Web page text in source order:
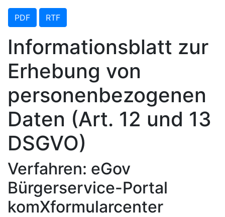
PDF RTF
Informationsblatt zur
Erhebung von
personenbezogenen
Daten (Art. 12 und 13
DSGVO)
Verfahren: eGov
Bürgerservice-Portal
komXformularcenter